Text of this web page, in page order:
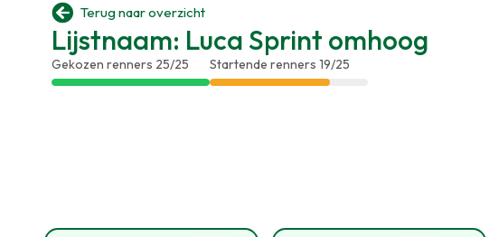
 Terug naar overzicht
Lijstnaam: Luca Sprint omhoog
Gekozen renners 25/25 Startende renners 19/25